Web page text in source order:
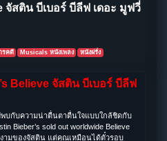
จัสติน บีเบอร์ บีลีฟ เดอะ มูฟวี่
รคดี Musicals หนังเพลง หนังฝรั่ง
Believe จัสติน บีเบอร์ บีลีฟ
พบกับความน่าตื่นตาตื่นใจแบบใกล้ชิดกับ
Bieber’s sold out worldwide Believe
ามของจัสติน แต่คุณเหมือนได้ตั๋วรอบ